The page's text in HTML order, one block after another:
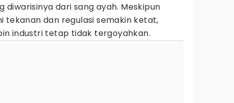
diwarisinya dari sang ayah. Meskipun
tekanan dan regulasi semakin ketat,
industri tetap tidak tergoyahkan.